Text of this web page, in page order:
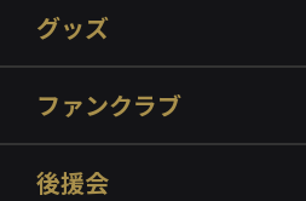
グッズ
ファンクラブ
後援会